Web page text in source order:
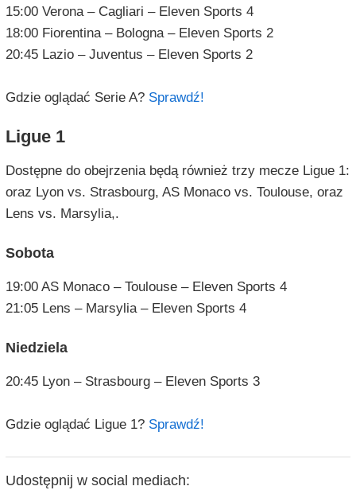
15:00 Verona – Cagliari – Eleven Sports 4
18:00 Fiorentina – Bologna – Eleven Sports 2
20:45 Lazio – Juventus – Eleven Sports 2
Gdzie oglądać Serie A? Sprawdź!
Ligue 1
Dostępne do obejrzenia będą również trzy mecze Ligue 1:
oraz Lyon vs. Strasbourg, AS Monaco vs. Toulouse, oraz
Lens vs. Marsylia,.
Sobota
19:00 AS Monaco – Toulouse – Eleven Sports 4
21:05 Lens – Marsylia – Eleven Sports 4
Niedziela
20:45 Lyon – Strasbourg – Eleven Sports 3
Gdzie oglądać Ligue 1?Sprawdź!
Udostępnij w social mediach: